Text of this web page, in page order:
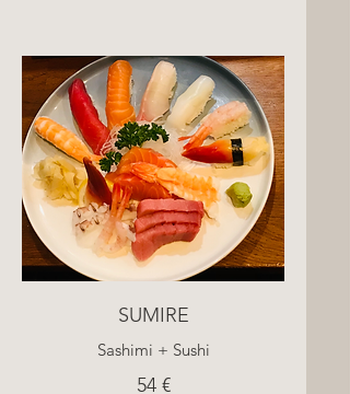
SUMIRE
Sashimi + Sushi
54 €